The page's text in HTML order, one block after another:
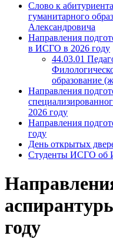
Слово к
гуманитарного
Александровича
Направления
в ИСГО в 2026 году
44.03.01
образование
Направления
2026 году
Направления
году
День открытых
Студенты ИСГО об
году